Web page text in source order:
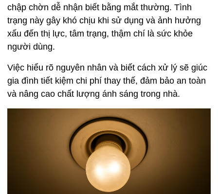
chập chờn dễ nhận biết bằng mắt thường. Tình
trạng này gây khó chịu khi sử dụng và ảnh hưởng
xấu đến thị lực, tâm trạng, thậm chí là sức khỏe
người dùng.
Việc hiểu rõ nguyên nhân và biết cách xử lý sẽ giúc
gia đình tiết kiệm chi phí thay thế, đảm bảo an toàn
và nâng cao chất lượng ánh sáng trong nhà.